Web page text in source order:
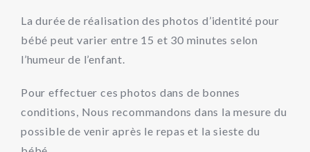
La durée de réalisation des photos d’identité pour
bébé peut varier entre 15 et 30 minutes selon
l’humeur de l’enfant.
Pour effectuer ces photos dans de bonnes
conditions, Nous recommandons dans la mesure du
possible de venir après le repas et la sieste du